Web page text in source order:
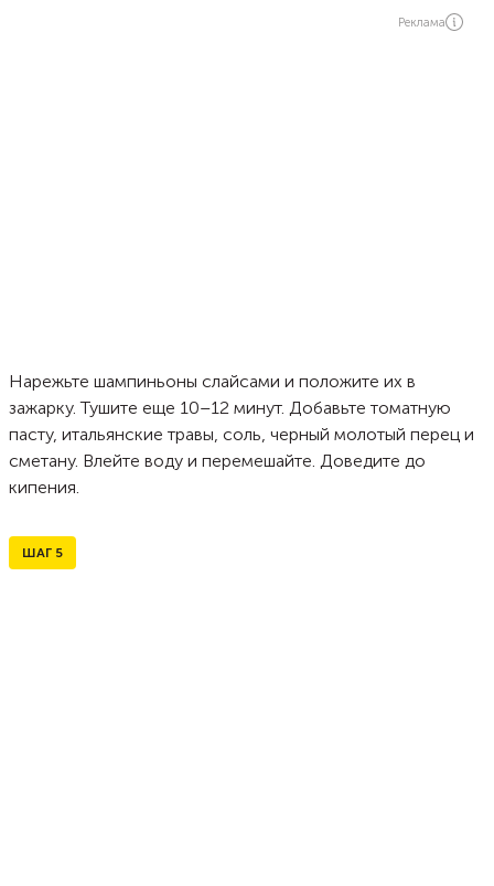
Реклама
Нарежьте шампиньоны слайсами и положите их в
зажарку. Тушите еще 10–12 минут. Добавьте томатную
пасту, итальянские травы, соль, черный молотый перец и
сметану. Влейте воду и перемешайте. Доведите до
кипения.
ШАГ 5